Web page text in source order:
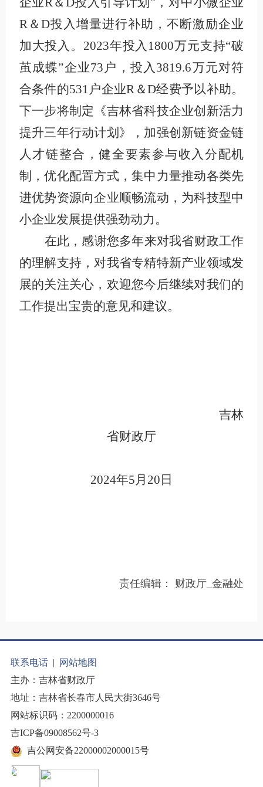
R＆D投入增量进行补助，不断激励企业
加大投入。2023年投入1800万元支持“破
茧成蝶”企业73户，投入3819.6万元对符
合条件的531户企业R＆D经费予以补助。
下一步将制定《吉林省科技企业创新活力
提升三年行动计划》，加强创新链资金链
人才链整合，健全要素参与收入分配机
制，优化配置方式，集中力量推动各类先
进优势资源向企业顺畅流动，为科技型中
小企业发展提供强劲动力。
在此，感谢您多年来对我省财政工作
的理解支持，对我省专精特新产业领域发
展的关注关心，欢迎您今后继续对我们的
工作提出宝贵的意见和建议。
吉林
省财政厅
2024年5月20日
责任编辑： 财政厅_金融处
联系电话 |
网站地图
主办：吉林省财政厅
地址：吉林省长春市人民大街3646号
网站标识码：2200000016
吉ICP备09008562号-3
吉公网安备22000002000015号